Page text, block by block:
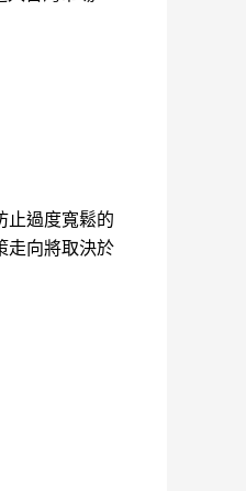
止過度寬鬆的
走向將取決於